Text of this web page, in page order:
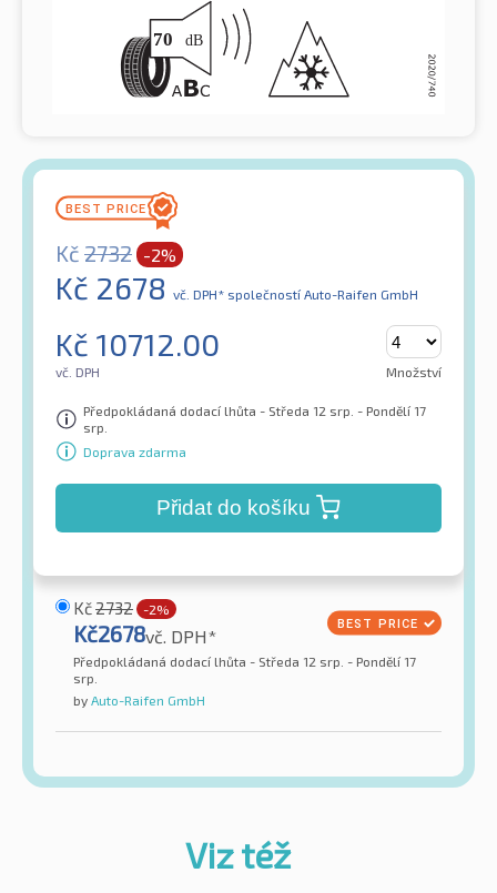
Kč 2732 -2%
Kč 2678 vč. DPH* společností Auto-Raifen GmbH
Kč 10712.00
vč. DPH Množství
Předpokládaná dodací lhůta - Středa 12 srp. - Pondělí 17
srp.
Doprava zdarma
Přidat do košíku
Kč2732 -2%
Kč2678vč. DPH*
Předpokládaná dodací lhůta - Středa 12 srp. - Pondělí 17
srp.
by Auto-Raifen GmbH
Viz též